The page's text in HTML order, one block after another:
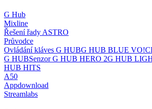
G Hub
Mixline
Řešení řady ASTRO
Průvodce
Ovládání kláves G HUBG HUB BLUE
G HUBSenzor G HUB HERO 2G HUB
HUB HITS
A50
Appdownload
Streamlabs